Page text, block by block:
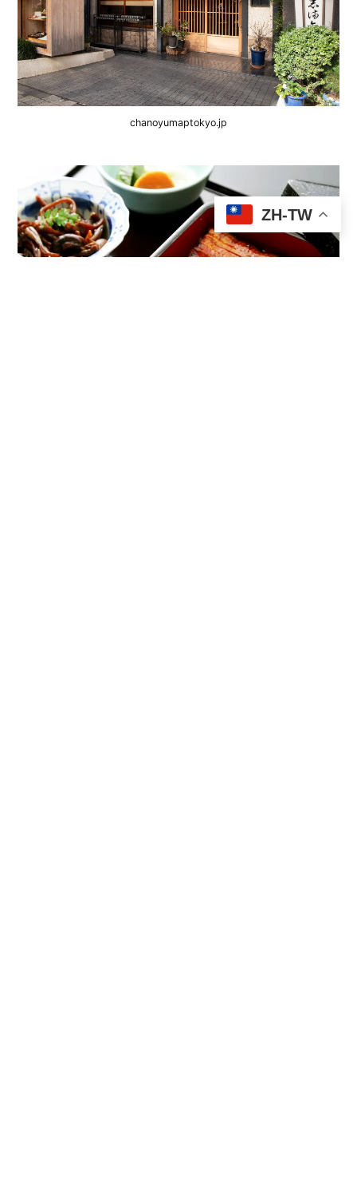
chanoyumaptokyo.jp
ZH-TW